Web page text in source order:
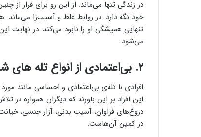
در زندگی تنها می‌ماند. از این رو برای فرار از
خود نگه دارد. در روابط غلط و آسیب‌زا می‌ماند.
تنهایی همیشگی او را نابود می‌کند. در نهایت
می‌شود.
۲. بی‌اعتمادی از انواع تله های شخصیتی
افرادی با تله‌ی بی‌اعتمادی و احساسی مانند
این افراد بر این باورند که دیگران همواره
دروغ‌های فراوان، آسیب بدنی، آزار جنسی،
در کمین آن‌هاست.